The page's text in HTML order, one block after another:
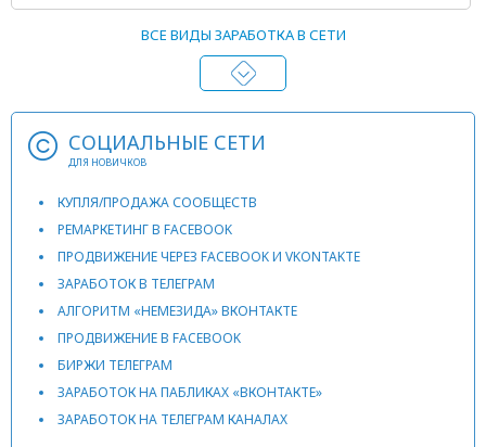
ВСЕ ВИДЫ ЗАРАБОТКА В СЕТИ
СОЦИАЛЬНЫЕ СЕТИ
ДЛЯ НОВИЧКОВ
КУПЛЯ/ПРОДАЖА СООБЩЕСТВ
РЕМАРКЕТИНГ В FACEBOOK
ПРОДВИЖЕНИЕ ЧЕРЕЗ FACEBOOK И VKONTAKTE
ЗАРАБОТОК В ТЕЛЕГРАМ
АЛГОРИТМ «НЕМЕЗИДА» ВКОНТАКТЕ
ПРОДВИЖЕНИЕ В FACEBOOK
БИРЖИ ТЕЛЕГРАМ
ЗАРАБОТОК НА ПАБЛИКАХ «ВКОНТАКТЕ»
ЗАРАБОТОК НА ТЕЛЕГРАМ КАНАЛАХ